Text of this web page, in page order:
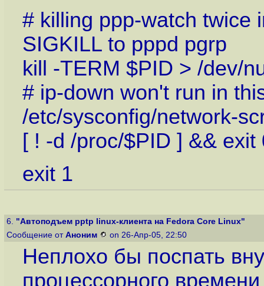
# killing ppp-watch twice
SIGKILL to pppd pgrp
kill -TERM $PID > /dev/
# ip-down won't run in
/etc/sysconfig/network-
[ ! -d /proc/$PID ] && exit
exit 1
6. "Автоподъем pptp linux-клиента на Fedora Core Linux"
Сообщение от Аноним on 26-Апр-05, 22:50
Неплохо бы поспать
процессорного